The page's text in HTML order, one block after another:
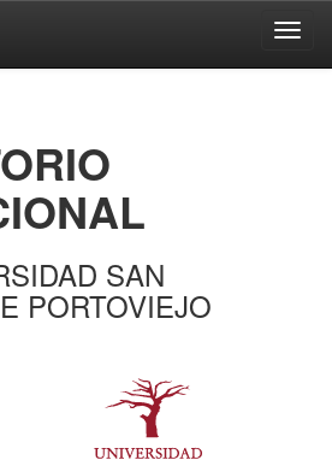
SAN
PORTOVIEJO